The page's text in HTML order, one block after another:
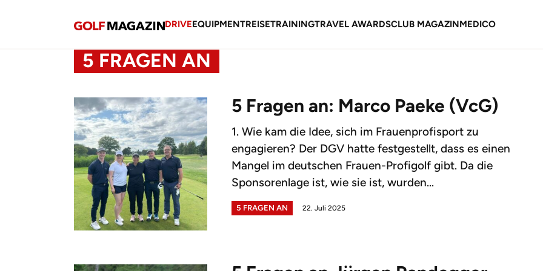
DRIVEEQUIPMENTREISETRAININGTRAVEL AWARDSCLUB MAGAZINMEDICO
5 FRAGEN AN
5 Fragen an: Marco Paeke (VcG)
1. Wie kam die Idee, sich im Frauenprofisport zu
engagieren? Der DGV hatte festgestellt, dass es einen
Mangel im deutschen Frauen-Profigolf gibt. Da die
Sponsorenlage ist, wie sie ist, wurden...
5 FRAGEN AN 22. Juli 2025